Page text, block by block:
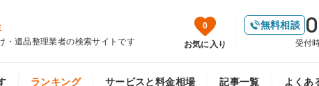
・遺品整理業者の検索サイトです
0
お気に入り
無料相談
受付
ランキング サービスと料金相場 記事一覧 よくあ